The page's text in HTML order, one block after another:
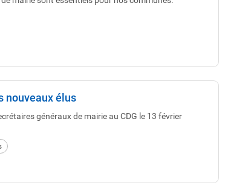
nouveaux élus
généraux de mairie au CDG le 13 février